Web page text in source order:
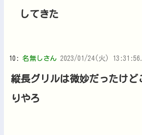
してきた
10: 名無しさん 2023/01/24(火)
縦長グリルは微妙だったけど
りやろ